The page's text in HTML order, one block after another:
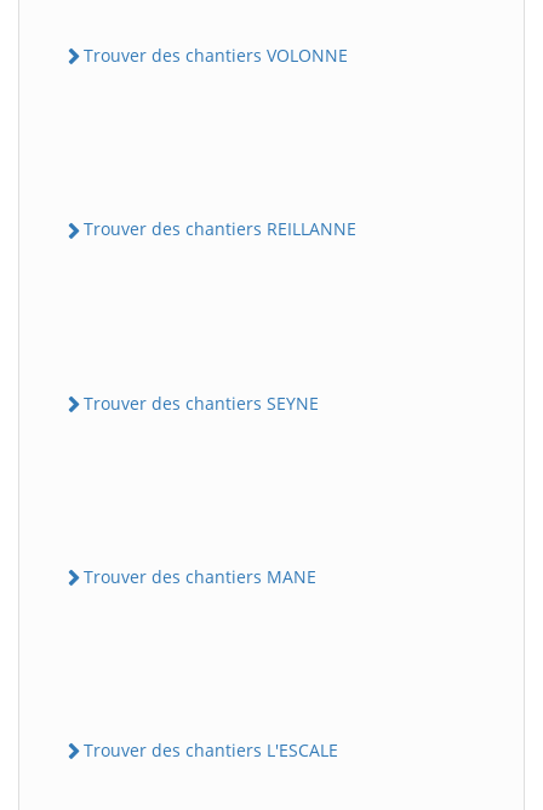
Trouver des chantiers VOLONNE
Trouver des chantiers REILLANNE
Trouver des chantiers SEYNE
Trouver des chantiers MANE
Trouver des chantiers L'ESCALE